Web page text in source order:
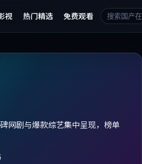
视 热门精选 免费观看
网剧与爆款综艺集中呈现，榜单